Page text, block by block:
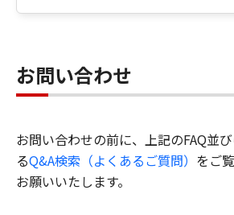
お問い合わせ
お問い合わせの前に、上記のFAQ並
るQ&A検索（よくあるご質問） をご
お願いいたします。